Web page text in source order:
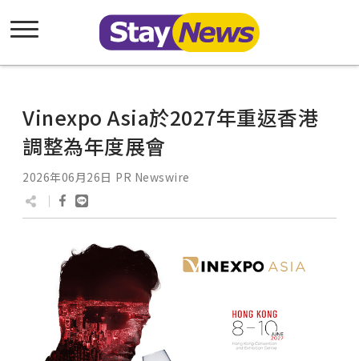
Vinexpo Asia於2027年重返香港
調整為年度展會
2026年06月26日 PR Newswire